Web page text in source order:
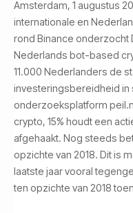
Amsterdam, 1 augustus
internationale en
rond Binance onderzocht
Nederlands bot-based
11.000 Nederlanders de
investeringsbereidheid in
onderzoeksplatform
crypto, 15% houdt een
afgehaakt. Nog steeds
opzichte van 2018. Dit is
laatste jaar vooral
ten opzichte van 2018